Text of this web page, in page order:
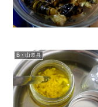
B・山道具